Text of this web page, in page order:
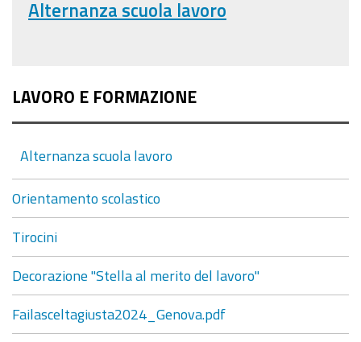
Alternanza scuola lavoro
LAVORO E FORMAZIONE
Alternanza scuola lavoro
Orientamento scolastico
Tirocini
Decorazione "Stella al merito del lavoro"
Failasceltagiusta2024_Genova.pdf